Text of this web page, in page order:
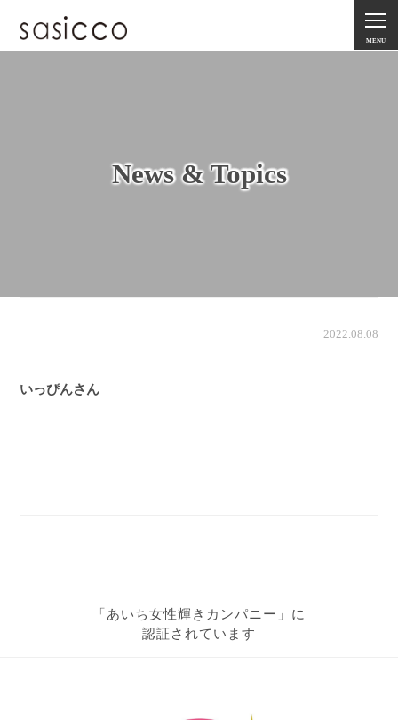
MENU
News & Topics
2022.08.08
いっぴんさん
「あいち女性輝きカンパニー」に
認証されています